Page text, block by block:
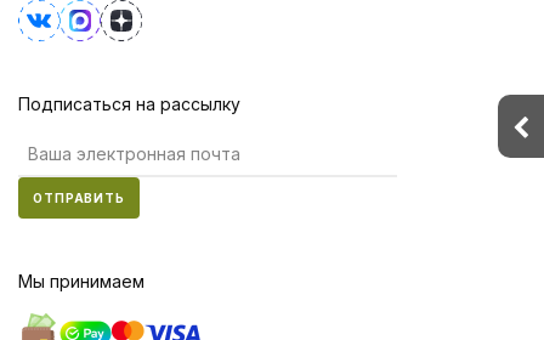
Подписаться на рассылку
ОТПРАВИТЬ
Мы принимаем